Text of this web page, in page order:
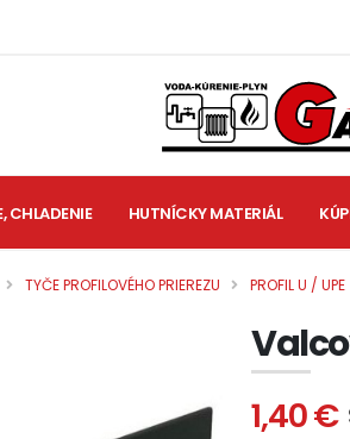
CHLADENIE HUTNÍCKY MATERIÁL
TYČE PROFILOVÉHO PRIEREZU PROFIL U / UPE
1,40 €